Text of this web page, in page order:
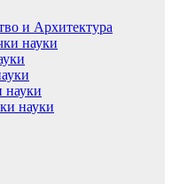
и Архитектура
науки
науки
науки